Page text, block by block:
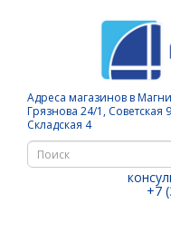
Адреса магазинов в
Грязнова 24/1, Советская
Складская 4
+7